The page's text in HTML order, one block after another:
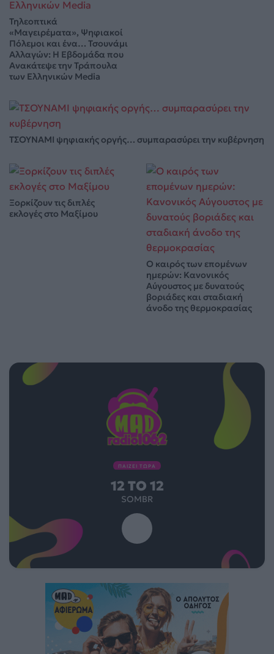
Τηλεοπτικά
«Μαγειρέματα», Ψηφιακοί
Πόλεμοι και ένα… Τσουνάμι
Αλλαγών: Η Εβδομάδα που
Ανακάτεψε την Τράπουλα
των Ελληνικών Media
ΤΣΟΥΝΑΜΙ ψηφιακής οργής… συμπαρασύρει την κυβέρνηση
Ξορκίζουν τις διπλές
εκλογές στο Μαξίμου
Ο καιρός των επομένων
ημερών: Κανονικός
Αύγουστος με δυνατούς
βοριάδες και σταδιακή
άνοδο της θερμοκρασίας
ΠΑΙΖΕΙ ΤΩΡΑ
12 TO 12
SOMBR